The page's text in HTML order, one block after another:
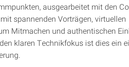
ausgearbeitet mit den
spannenden Vorträgen, virtuellen
Mitmachen und authentischen
klaren Technikfokus ist dies ein